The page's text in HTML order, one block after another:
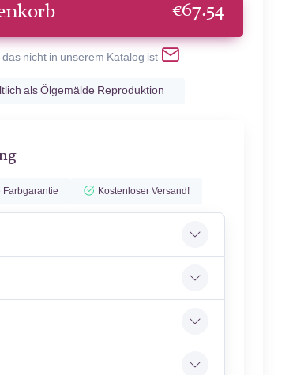
€67.54
nicht in unserem Katalog ist
als Ölgemälde Reproduktion
Farbgarantie Kostenloser Versand!